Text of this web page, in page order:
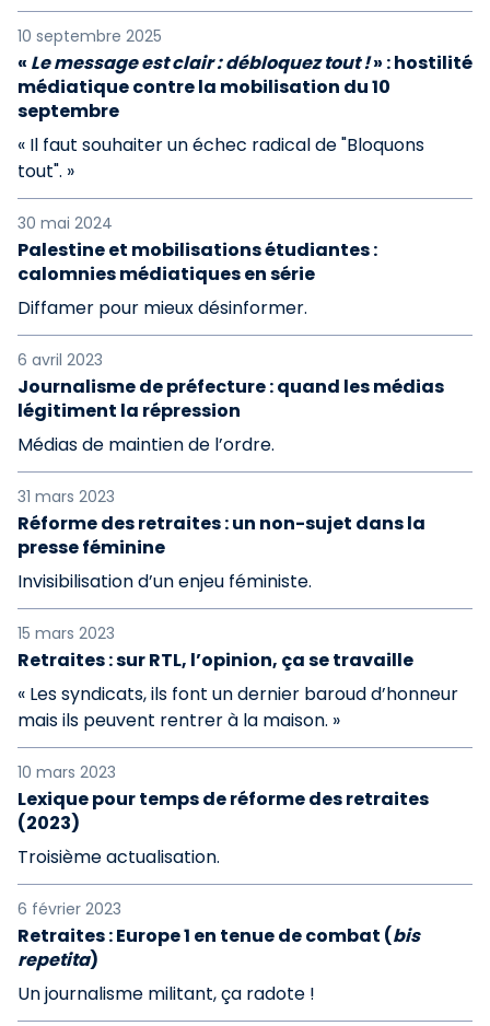
10 septembre 2025
« Le message est clair : débloquez tout !» : hostilité
médiatique contre la mobilisation du 10
septembre
« Il faut souhaiter un échec radical de "Bloquons
tout". »
30 mai 2024
Palestine et mobilisations étudiantes :
calomnies médiatiques en série
Diffamer pour mieux désinformer.
6 avril 2023
Journalisme de préfecture : quand les médias
légitiment la répression
Médias de maintien de l’ordre.
31 mars 2023
Réforme des retraites : un non-sujet dans la
presse féminine
Invisibilisation d’un enjeu féministe.
15 mars 2023
Retraites : sur RTL, l’opinion, ça se travaille
« Les syndicats, ils font un dernier baroud d’honneur
mais ils peuvent rentrer à la maison. »
10 mars 2023
Lexique pour temps de réforme des retraites
(2023)
Troisième actualisation.
6 février 2023
Retraites : Europe 1 en tenue de combat (bis
repetita)
Un journalisme militant, ça radote !